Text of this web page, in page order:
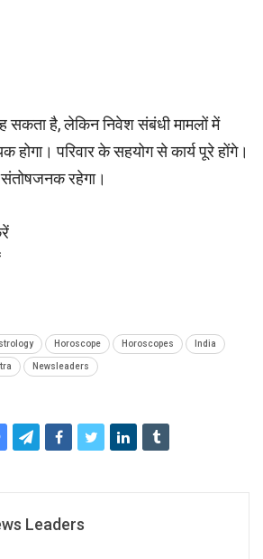
सकता है, लेकिन निवेश संबंधी मामलों में
होगा। परिवार के सहयोग से कार्य पूरे होंगे।
संतोषजनक रहेगा।
Horoscope Horoscopes India
Newsleaders
Leaders